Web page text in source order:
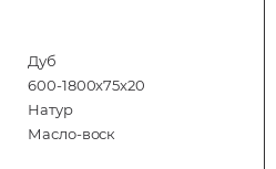
Дуб
600-1800x75x20
Натур
Масло-воск